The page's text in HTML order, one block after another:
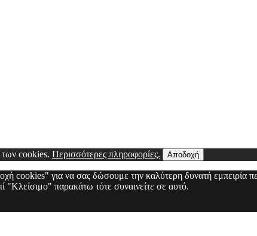
των cookies. Περισσότερες πληροφορίες. Αποδοχή
cookies" για να σας δώσουμε την καλύτερη δυνατή εμπειρία
"Κλείσιμο" παρακάτω τότε συναινείτε σε αυτό.